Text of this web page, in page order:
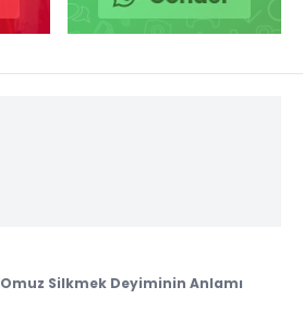
Omuz Silkmek Deyiminin Anlamı